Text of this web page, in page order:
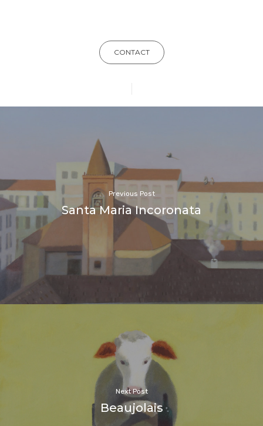
CONTACT
Previous Post
Santa Maria Incoronata
Next Post
Beaujolais